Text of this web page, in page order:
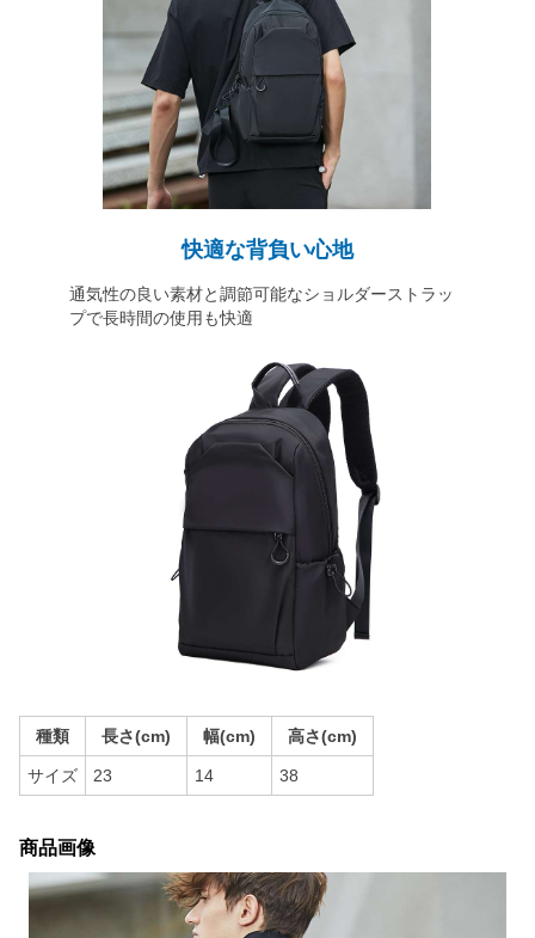
快適な背負い心地
通気性の良い素材と調節可能なショルダーストラッ
プで長時間の使用も快適
種類 長さ(cm) 幅(cm) 高さ(cm)
サイズ 23 14 38
商品画像